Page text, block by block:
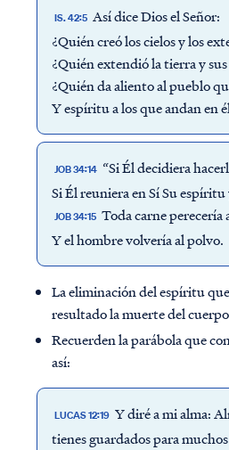
IS. 42:5 Así dice Dios el Señor:
¿Quién creó los cielos y los
¿Quién extendió la tierra y
¿Quién da aliento al pueblo
Y espíritu a los que andan en
JOB 34:14 “Si Él decidiera
Si Él reuniera en Sí Su
JOB 34:15 Toda carne perecería
Y el hombre volvería al polvo.
La eliminación del espíritu
resultado la muerte del
Recuerden la parábola que
así:
LUCAS 12:19 Y diré a mi alma:
tienes guardados para